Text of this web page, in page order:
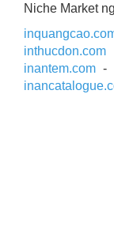
Niche Market
inthucdon.com
inantem.com -